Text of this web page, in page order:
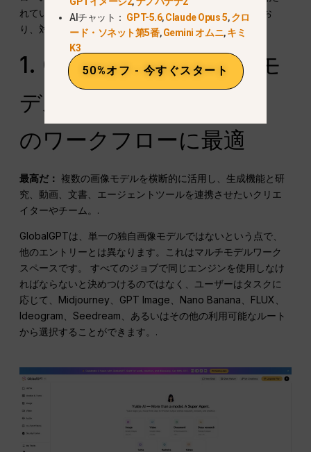
れています。競合他社の結果は個別にラベル付けされてお
り、対応する公式サイト上でのみ作成されました。.
1. GlobalGPT — マルチモ
デルおよびエージェント
のワークフローに最適
最高だ： 複数の画像モデルを横断的に活用し、生成機能と研
究、動画、文書、エージェントツールを連携させたいクリエ
イターやチーム。.
GlobalGPTは、単一の独自画像モデルではないという点で、
他のエントリーとは異なります。これはマルチモデルワーク
スペースです。 すべてのジョブで同じエンジンを使用しなけ
ればならないと決めつけるのではなく、ユーザーはタスクに
応じて、Midjourney、GPT Image、Nano Banana、FLUX、
Ideogram、Seedream、あるいはその他の利用可能なルート
から選択することができます。.
AIチャット： GPT-5.6,Claude Opus 5,クロ
ード・ソネット第5番,Gemini オムニ,キミ
K3
50%オフ - 今すぐスタート